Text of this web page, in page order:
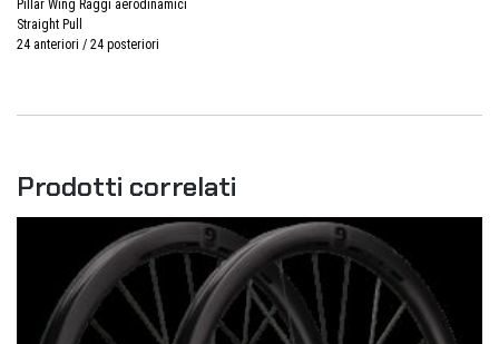
Pillar Wing Raggi aerodinamici
Straight Pull
24 anteriori / 24 posteriori
Prodotti correlati